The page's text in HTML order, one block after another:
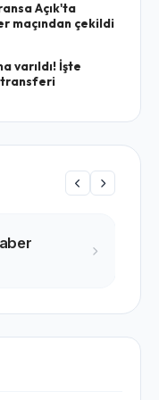
Açık'ta
maçından çekildi
varıldı! İşte
transferi